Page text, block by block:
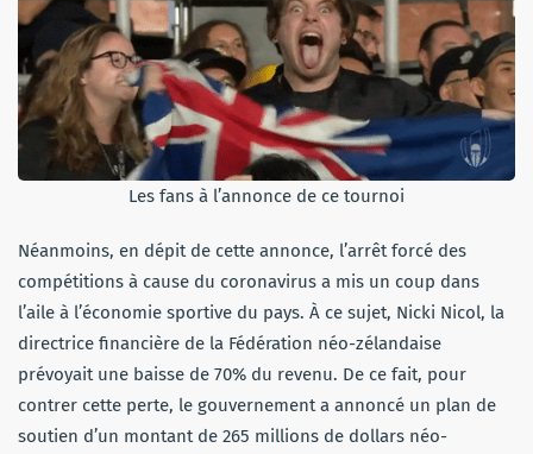
Les fans à l’annonce de ce tournoi
Néanmoins, en dépit de cette annonce, l’arrêt forcé des
compétitions à cause du coronavirus a mis un coup dans
l’aile à l’économie sportive du pays. À ce sujet, Nicki Nicol, la
directrice financière de la Fédération néo-zélandaise
prévoyait une baisse de 70% du revenu. De ce fait, pour
contrer cette perte, le gouvernement a annoncé un plan de
soutien d’un montant de 265 millions de dollars néo-